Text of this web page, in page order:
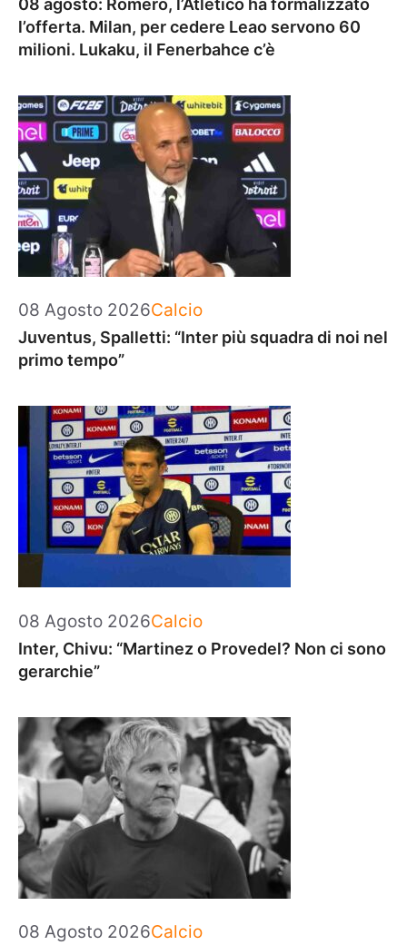
08 agosto: Romero, l’Atletico ha formalizzato
l’offerta. Milan, per cedere Leao servono 60
milioni. Lukaku, il Fenerbahce c’è
08 Agosto 2026Categorie
Calcio
Juventus, Spalletti: “Inter più squadra di noi nel
primo tempo”
08 Agosto 2026Categorie
Calcio
Inter, Chivu: “Martinez o Provedel? Non ci sono
gerarchie”
08 Agosto 2026Categorie
Calcio